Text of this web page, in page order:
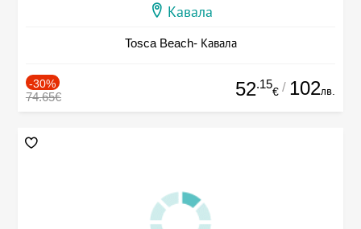
Кавала
Tosca Beach- Кавала
-30%
74.65€ 52.15
€ / 102лв.